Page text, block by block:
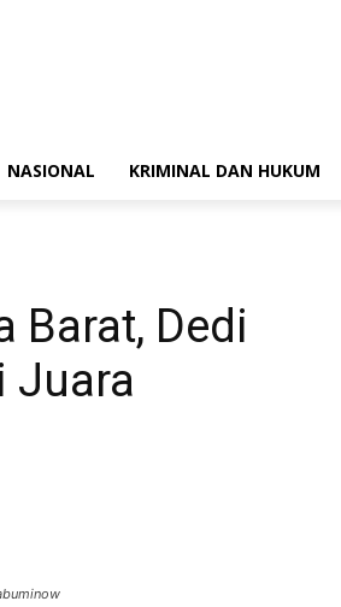
NASIONAL KRIMINAL DAN HUKUM
Barat, Dedi
Juara